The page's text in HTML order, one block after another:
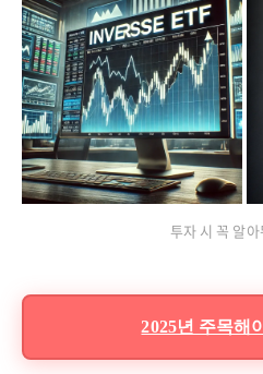
투자 시 꼭 알
2025년 주목해